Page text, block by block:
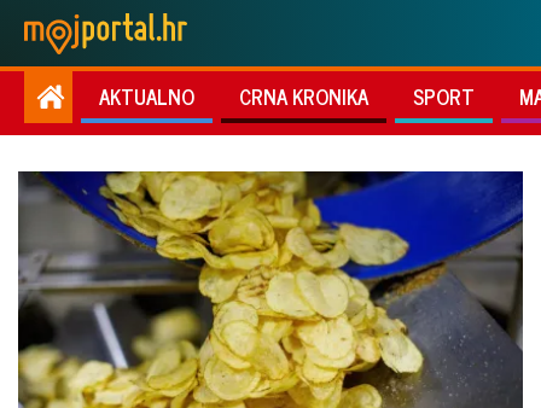
AKTUALNO CRNA KRONIKA SPORT